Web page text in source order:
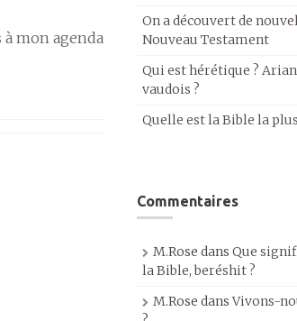
mon agenda
On a découvert de
Nouveau Testament
Qui est hérétique ?
vaudois ?
Quelle est la Bible la
Commentaires
M.Rose dans Que
la Bible, beréshit ?
M.Rose dansVivons-